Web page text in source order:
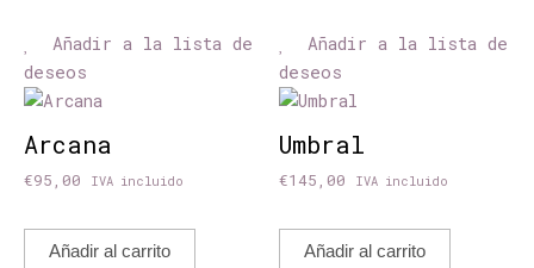
Añadir a la lista de
deseos
Arcana
€95,00 IVA incluido
Añadir al carrito
Añadir a la lista de
deseos
Umbral
€145,00 IVA incluido
Añadir al carrito